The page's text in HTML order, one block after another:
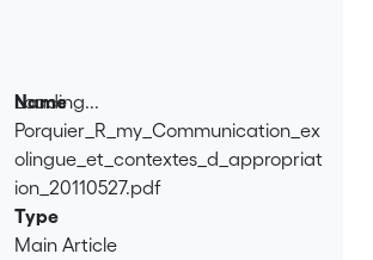
Loading...
Loading...
Name
Porquier_R_my_Communication_ex
olingue_et_contextes_d_appropriat
ion_20110527.pdf
Type
Main Article